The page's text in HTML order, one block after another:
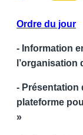
Ordre du jour
- Information
- Présentation
plateforme
»